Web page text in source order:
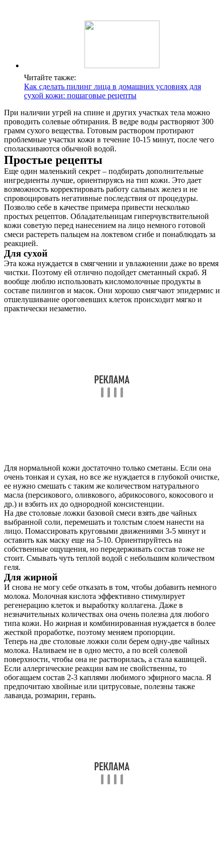
Читайте также:
Как сделать пилинг лица в домашних условиях для
сухой кожи: пошаговые рецепты
При наличии угрей на спине и других участках тела можно
проводить солевые обтирания. В ведре воды растворяют 300
грамм сухого вещества. Готовым раствором протирают
проблемные участки кожи в течение 10-15 минут, после чего
споласкиваются обычной водой.
Простые рецепты
Еще один маленький секрет – подбирать дополнительные
ингредиенты лучше, ориентируясь на тип кожи. Это дает
возможность корректировать работу сальных желез и не
спровоцировать негативные последствия от процедуры.
Позволю себе в качестве примера привести несколько
простых рецептов. Обладательницам гиперчувствительной
кожи советую перед нанесением на лицо немного готовой
смеси растереть пальцем на локтевом сгибе и понаблюдать за
реакцией.
Для сухой
Эта кожа нуждается в смягчении и увлажнении даже во время
чистки. Поэтому ей отлично подойдет сметанный скраб. Я
вообще люблю использовать кисломолочные продукты в
составе пилингов и масок. Они хорошо смягчают эпидермис и
отшелушивание ороговевших клеток происходит мягко и
практически незаметно.
Для нормальной кожи достаточно только сметаны. Если она
очень тонкая и сухая, но все же нуждается в глубокой очистке,
ее нужно смешать с таким же количеством натурального
масла (персикового, оливкового, абрикосового, кокосового и
др.) и взбить их до однородной консистенции.
На две столовые ложки базовой смеси взять две чайных
выбранной соли, перемешать и толстым слоем нанести на
лицо. Помассировать круговыми движениями 3-5 минут и
оставить как маску еще на 5-10. Ориентируйтесь на
собственные ощущения, но передерживать состав тоже не
стоит. Смывать чуть теплой водой с небольшим количеством
геля.
Для жирной
И снова не могу себе отказать в том, чтобы добавить немного
молока. Молочная кислота эффективно стимулирует
регенерацию клеток и выработку коллагена. Даже в
незначительных количествах она очень полезна для любого
типа кожи. Но жирная и комбинированная нуждается в более
жесткой проработке, поэтому меняем пропорции.
Теперь на две столовые ложки соли берем одну-две чайных
молока. Наливаем не в одно место, а по всей солевой
поверхности, чтобы она не растворилась, а стала кашицей.
Если аллергические реакции вам не свойственны, то
обогащаем состав 2-3 каплями любимого эфирного масла. Я
предпочитаю хвойные или цитрусовые, полезны также
лаванда, розмарин, герань.